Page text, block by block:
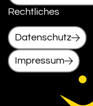
Rechtliches
Datenschutz
Impressum